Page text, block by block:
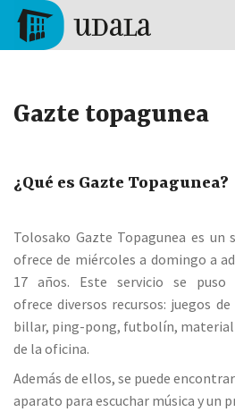
Skip to main content
Gazte topagunea
¿Qué es Gazte Topagunea?
Tolosako Gazte Topagunea es un
ofrece de miércoles a domingo a
17 años. Este servicio se
ofrece diversos recursos: juegos
billar, ping-pong, futbolín, material
de la oficina.
Además de ellos, se puede
aparato para escuchar música y un